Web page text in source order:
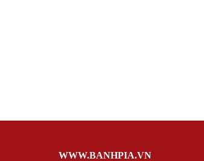
WWW.BANHPIA.VN